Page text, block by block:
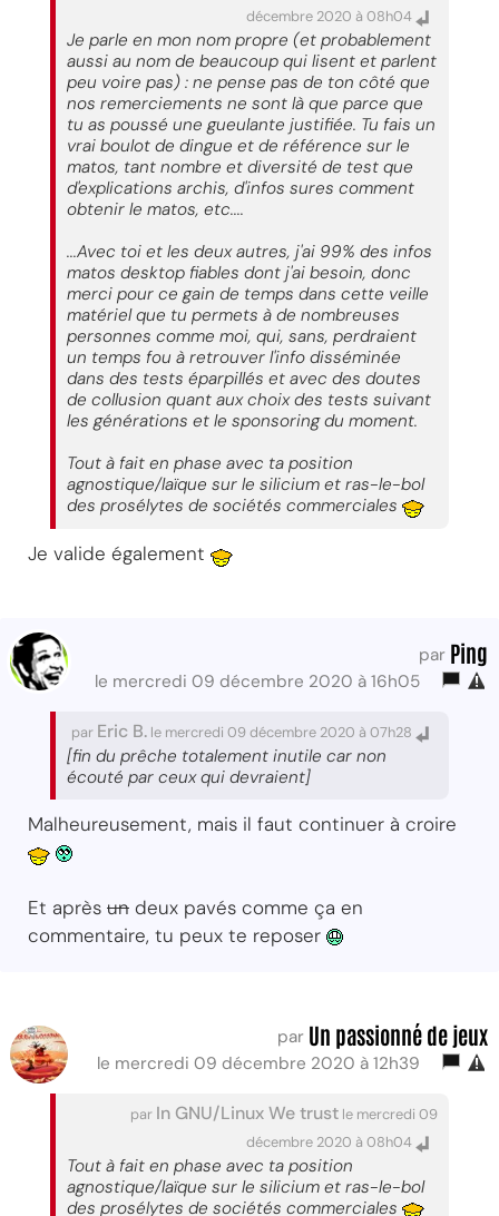
décembre 2020 à 08h04
Je parle en mon nom propre (et probablement
aussi au nom de beaucoup qui lisent et parlent
peu voire pas) : ne pense pas de ton côté que
nos remerciements ne sont là que parce que
tu as poussé une gueulante justifiée. Tu fais un
vrai boulot de dingue et de référence sur le
matos, tant nombre et diversité de test que
d'explications archis, d'infos sures comment
obtenir le matos, etc....
...Avec toi et les deux autres, j'ai 99% des infos
matos desktop fiables dont j'ai besoin, donc
merci pour ce gain de temps dans cette veille
matériel que tu permets à de nombreuses
personnes comme moi, qui, sans, perdraient
un temps fou à retrouver l'info disséminée
dans des tests éparpillés et avec des doutes
de collusion quant aux choix des tests suivant
les générations et le sponsoring du moment.
Tout à fait en phase avec ta position
agnostique/laïque sur le silicium et ras-le-bol
des prosélytes de sociétés commerciales
Je valide également
par Ping
le mercredi 09 décembre 2020 à 16h05
par Eric B. le mercredi 09 décembre 2020 à 07h28
[fin du prêche totalement inutile car non
écouté par ceux qui devraient]
Malheureusement, mais il faut continuer à croire
Et après un deux pavés comme ça en
commentaire, tu peux te reposer
par Un passionné de jeux
le mercredi 09 décembre 2020 à 12h39
par In GNU/Linux We trust le mercredi 09
décembre 2020 à 08h04
Tout à fait en phase avec ta position
agnostique/laïque sur le silicium et ras-le-bol
des prosélytes de sociétés commerciales